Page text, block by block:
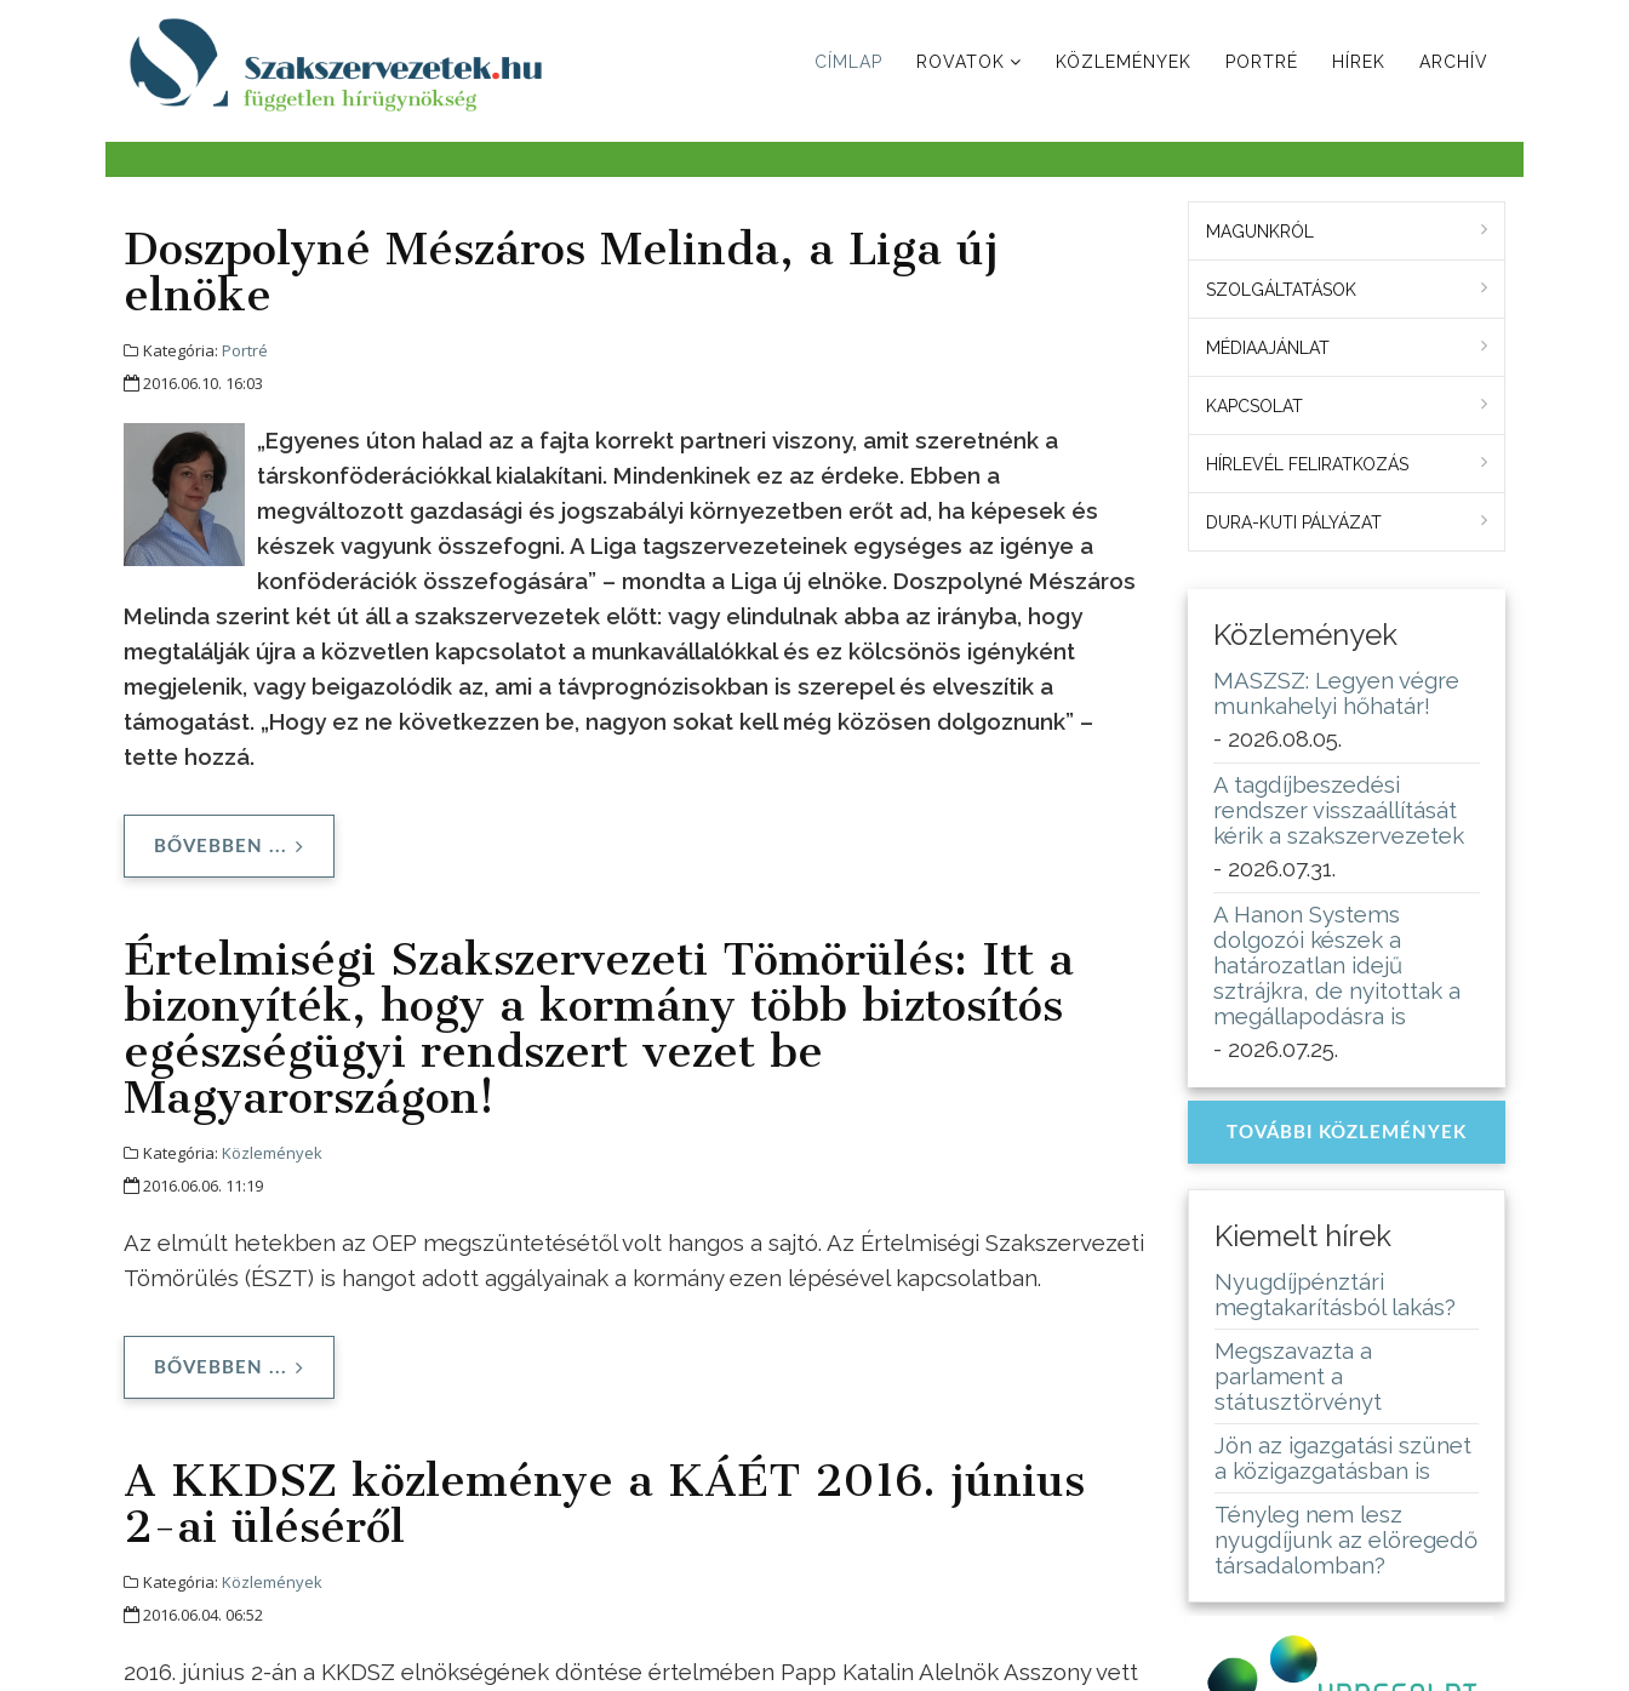
CÍMLAP ROVATOK KÖZLEMÉNYEK PORTRÉ HÍREK ARCHÍV
Doszpolyné Mészáros Melinda, a Liga új
elnöke
Kategória: Portré
2016.06.10. 16:03
„Egyenes úton halad az a fajta korrekt partneri viszony, amit szeretnénk a
társkonföderációkkal kialakítani. Mindenkinek ez az érdeke. Ebben a
megváltozott gazdasági és jogszabályi környezetben erőt ad, ha képesek és
készek vagyunk összefogni. A Liga tagszervezeteinek egységes az igénye a
konföderációk összefogására” – mondta a Liga új elnöke. Doszpolyné Mészáros
Melinda szerint két út áll a szakszervezetek előtt: vagy elindulnak abba az irányba, hogy
megtalálják újra a közvetlen kapcsolatot a munkavállalókkal és ez kölcsönös igényként
megjelenik, vagy beigazolódik az, ami a távprognózisokban is szerepel és elveszítik a
támogatást. „Hogy ez ne következzen be, nagyon sokat kell még közösen dolgoznunk” –
tette hozzá.
BŐVEBBEN ...
Értelmiségi Szakszervezeti Tömörülés: Itt a
bizonyíték, hogy a kormány több biztosítós
egészségügyi rendszert vezet be
Magyarországon!
Kategória: Közlemények
2016.06.06. 11:19
Az elmúlt hetekben az OEP megszüntetésétől volt hangos a sajtó. Az Értelmiségi Szakszervezeti
Tömörülés (ÉSZT) is hangot adott aggályainak a kormány ezen lépésével kapcsolatban.
BŐVEBBEN ...
A KKDSZ közleménye a KÁÉT 2016. június
2-ai üléséről
Kategória: Közlemények
2016.06.04. 06:52
2016. június 2-án a KKDSZ elnökségének döntése értelmében Papp Katalin Alelnök Asszony vett
MAGUNKRÓL
SZOLGÁLTATÁSOK
MÉDIAAJÁNLAT
KAPCSOLAT
HÍRLEVÉL FELIRATKOZÁS
DURA-KUTI PÁLYÁZAT
Közlemények
MASZSZ: Legyen végre
munkahelyi hőhatár!
- 2026.08.05.
A tagdíjbeszedési
rendszer visszaállítását
kérik a szakszervezetek
- 2026.07.31.
A Hanon Systems
dolgozói készek a
határozatlan idejű
sztrájkra, de nyitottak a
megállapodásra is
- 2026.07.25.
TOVÁBBI KÖZLEMÉNYEK
Kiemelt hírek
Nyugdíjpénztári
megtakarításból lakás?
Megszavazta a
parlament a
státusztörvényt
Jön az igazgatási szünet
a közigazgatásban is
Tényleg nem lesz
nyugdíjunk az elöregedő
társadalomban?